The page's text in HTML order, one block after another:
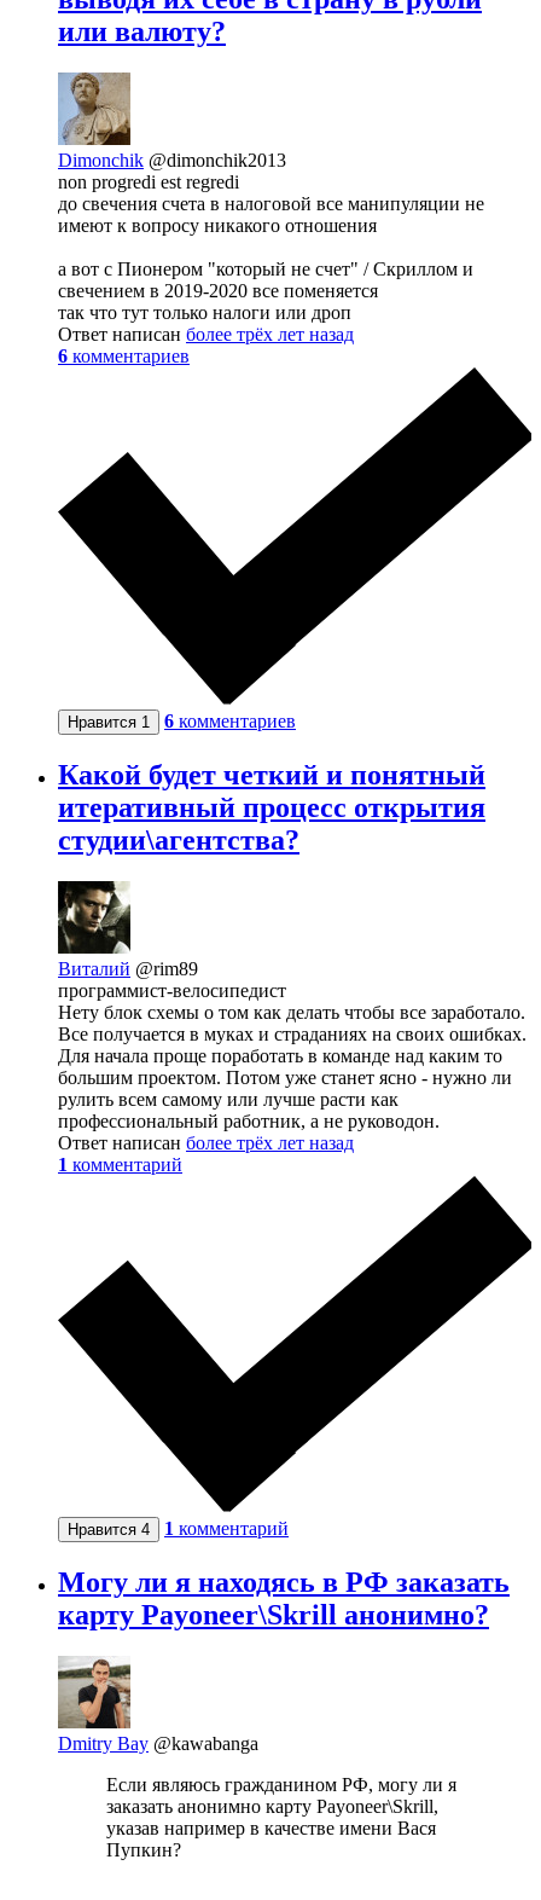
или валюту?
Dimonchik @dimonchik2013
non progredi est regredi
до свечения счета в налоговой все манипуляции не
имеют к вопросу никакого отношения
а вот с Пионером "который не счет" / Скриллом и
свечением в 2019-2020 все поменяется
так что тут только налоги или дроп
Ответ написан более трёх лет назад
6 комментариев
Нравится 1 6 комментариев
Какой будет четкий и понятный
итеративный процесс открытия
студии\агентства?
Виталий @rim89
программист-велосипедист
Нету блок схемы о том как делать чтобы все заработало.
Все получается в муках и страданиях на своих ошибках.
Для начала проще поработать в команде над каким то
большим проектом. Потом уже станет ясно - нужно ли
рулить всем самому или лучше расти как
профессиональный работник, а не руководон.
Ответ написан более трёх лет назад
1 комментарий
Нравится 4 1 комментарий
Могу ли я находясь в РФ заказать
карту Payoneer\Skrill анонимно?
Dmitry Bay @kawabanga
Если являюсь гражданином РФ, могу ли я
заказать анонимно карту Payoneer\Skrill,
указав например в качестве имени Вася
Пупкин?